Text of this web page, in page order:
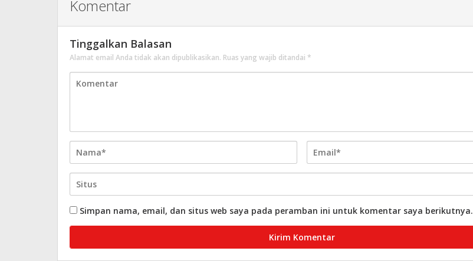
Komentar
Tinggalkan Balasan
Alamat email Anda tidak akan dipublikasikan. Ruas yang wajib ditandai *
Simpan nama, email, dan situs web saya pada peramban ini untuk komentar saya berikutnya.